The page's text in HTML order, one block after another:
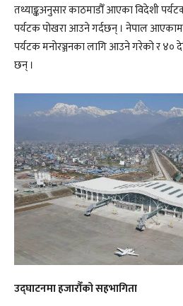
तथ्याङ्कअनुसार काठमाडौँ आएका विदेशी
पर्यटक पोखरा आउने गर्दछन् । नेपाल
पर्यटक मनोरञ्जनका लागि आउने गरेको र ४०
छन् ।
उद्घाटनमा हजारौँको सहभागिता